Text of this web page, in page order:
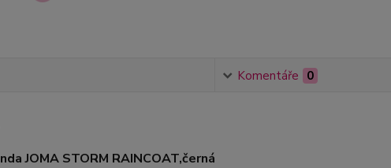
Komentáře 0
JOMA STORM RAINCOAT,černá